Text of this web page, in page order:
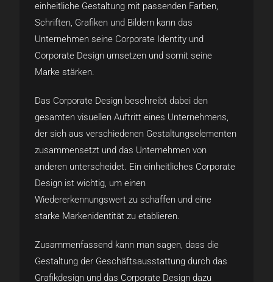
einheitliche Gestaltung mit passenden Farben,
Schriften, Grafiken und Bildern kann das
Unternehmen seine Corporate Identity und
Corporate Design umsetzen und somit seine
Marke stärken.
Das Corporate Design beschreibt dabei den
gesamten visuellen Auftritt eines Unternehmens,
der sich aus verschiedenen Gestaltungselementen
zusammensetzt und das Unternehmen von
anderen unterscheidet. Ein einheitliches Corporate
Design ist wichtig, um einen
Wiedererkennungswert zu schaffen und eine
starke Markenidentität zu etablieren.
Zusammenfassend kann man sagen, dass die
Gestaltung der Geschäftsausstattung durch das
Grafikdesign und das Corporate Design dazu